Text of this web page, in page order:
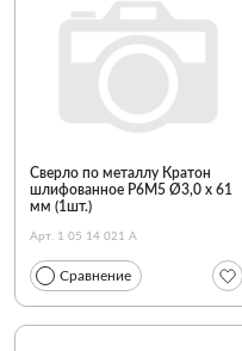
Сверло по металлу Кратон
шлифованное Р6М5 Ø3,0 х 61
мм (1шт.)
Арт. 1 05 14 021 А
Сравнение